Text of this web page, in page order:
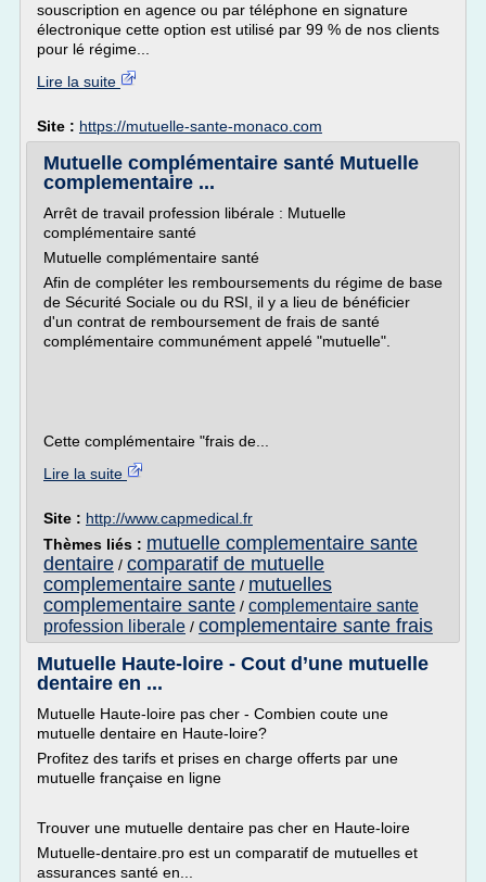
souscription en agence ou par téléphone en signature
électronique cette option est utilisé par 99 % de nos clients
pour lé régime...
Lire la suite
Site : https://mutuelle-sante-monaco.com
Mutuelle complémentaire santé Mutuelle
complementaire ...
Arrêt de travail profession libérale : Mutuelle
complémentaire santé
Mutuelle complémentaire santé
Afin de compléter les remboursements du régime de base
de Sécurité Sociale ou du RSI, il y a lieu de bénéficier
d'un contrat de remboursement de frais de santé
complémentaire communément appelé "mutuelle".
Cette complémentaire "frais de...
Lire la suite
Site : http://www.capmedical.fr
Thèmes liés : mutuelle complementaire sante
dentaire / comparatif de mutuelle
complementaire sante / mutuelles
complementaire sante / complementaire sante
profession liberale / complementaire sante frais
Mutuelle Haute-loire - Cout d’une mutuelle
dentaire en ...
Mutuelle Haute-loire pas cher - Combien coute une
mutuelle dentaire en Haute-loire?
Profitez des tarifs et prises en charge offerts par une
mutuelle française en ligne
Trouver une mutuelle dentaire pas cher en Haute-loire
Mutuelle-dentaire.pro est un comparatif de mutuelles et
assurances santé en...